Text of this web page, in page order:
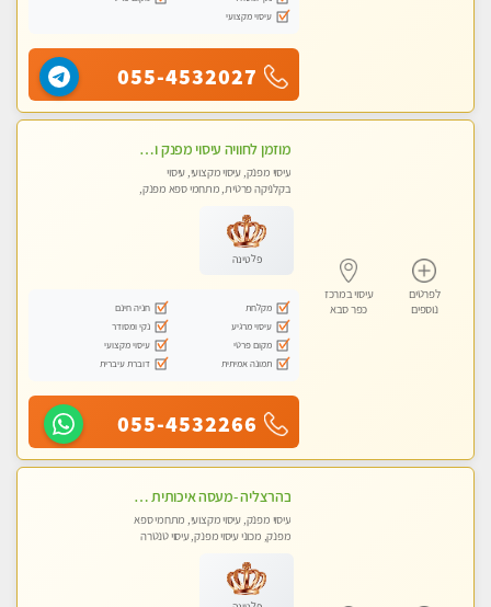
עיסוי מקצועי
055-4532027
לפרטים
נוספים
עיסוי במרכז
כפר סבא
מוזמן לחוויה עיסוי מפנק ומקצועי ביותר בכפר -סבא בקליניקה פרטית
עיסוי מפנק, עיסוי מקצועי, עיסוי
בקלניקה פרטית, מתחמי ספא מפנק,
פלטינה
מקלחת
חניה חינם
עיסוי מרגיע
נקי ומסודר
מקום פרטי
עיסוי מקצועי
תמונה אמיתית
דוברת עיברית
055-4532266
בהרצליה -מעסה איכותית מקצועית ומפנקת
עיסוי מפנק, עיסוי מקצועי, מתחמי ספא
מפנק, מכוני עיסוי מפנק, עיסוי טנטרה